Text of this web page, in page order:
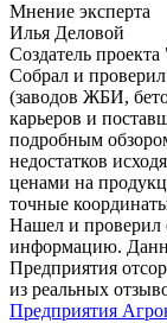
Мнение эксперта
Илья Деловой
Создатель
Собрал и
(заводов ЖБИ,
карьеров и
подробным
недостатков
ценами на
точные
Нашел и проверил
информацию.
Предприятия
из реальных
Предприятия